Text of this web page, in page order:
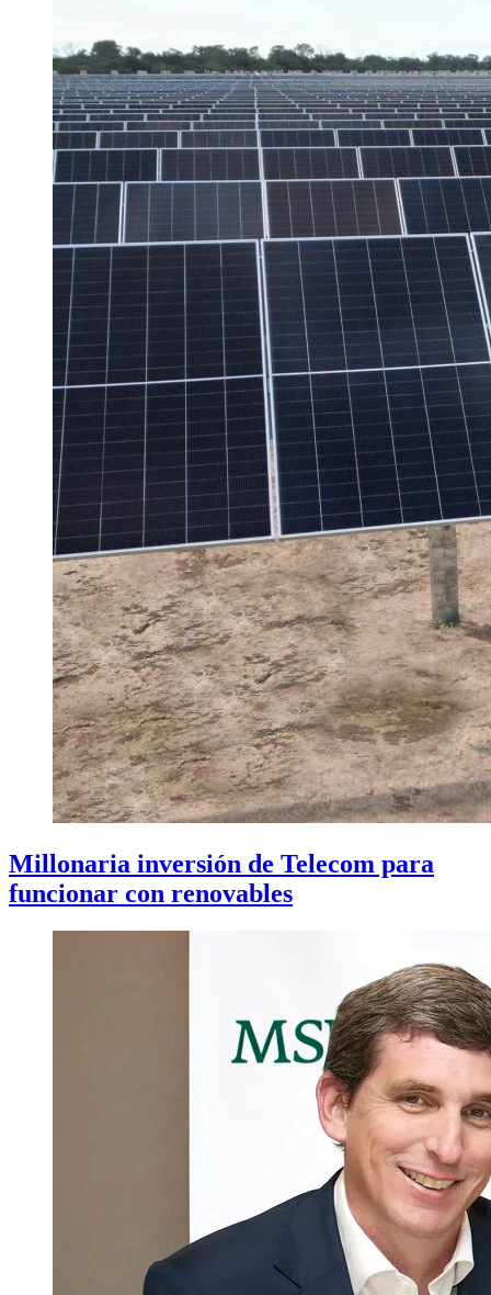
Millonaria inversión de Telecom para
funcionar con renovables